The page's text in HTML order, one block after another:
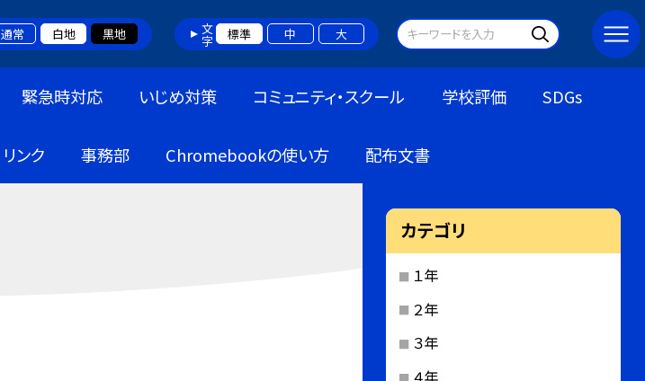
通常 白地 黒地 文字 標準 中 大
緊急時対応 いじめ対策 コミュニティ・スクール 学校評価 SDGs
リンク 事務部 Chromebookの使い方 配布文書
カテゴリ
１年
２年
３年
４年